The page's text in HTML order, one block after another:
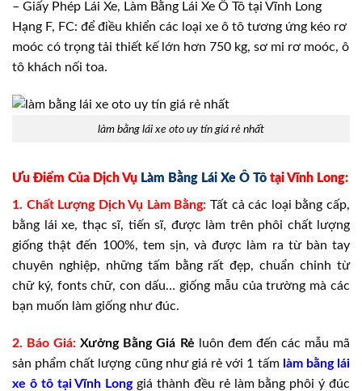
– Giấy Phép Lái Xe, Làm Bằng Lái Xe Ô Tô tại Vĩnh Long
Hạng F, FC: để điều khiển các loại xe ô tô tương ứng kéo rơ
moóc có trọng tải thiết kế lớn hơn 750 kg, sơ mi rơ moóc, ô
tô khách nối toa.
làm bằng lái xe oto uy tín giá rẻ nhất
Ưu Điểm Của Dịch Vụ Làm Bằng Lái Xe Ô Tô tại Vĩnh Long:
1. Chất Lượng Dịch Vụ Làm Bằng:Tất cả các loại bằng cấp,
bằng lái xe, thạc sĩ, tiến sĩ, được làm trên phôi chất lượng
giống thật đến 100%, tem sịn, và được làm ra từ bàn tay
chuyên nghiệp, những tấm bằng rất đẹp, chuẩn chỉnh từ
chữ ký, fonts chữ, con dấu… giống mẫu của trường mà các
bạn muốn làm giống như đúc.
2. Báo Giá: Xưởng Bằng Giá Rẻ luôn đem đến các mẫu mã
sản phẩm chất lượng cũng như giá rẻ với 1 tấm làm bằng lái
xe ô tô tại Vĩnh Longgiá thành đều rẻ làm bằng phôi ý đúc